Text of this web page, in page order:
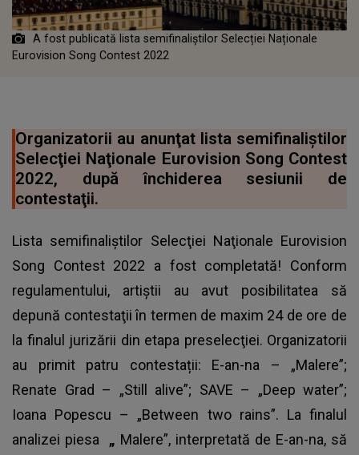
A fost publicată lista semifinaliștilor Selecției Naționale
Eurovision Song Contest 2022
Organizatorii au anunţat lista semifinaliştilor
Selecţiei Naţionale Eurovision Song Contest
2022, după închiderea sesiunii de
contestaţii.
Lista semifinaliştilor Selecţiei Naţionale Eurovision
Song Contest 2022 a fost completată! Conform
regulamentului, artiştii au avut posibilitatea să
depună contestaţii în termen de maxim 24 de ore de
la finalul jurizării din etapa preselecţiei. Organizatorii
au primit patru contestații: E-an-na – „Malere”;
Renate Grad – „Still alive”; SAVE – „Deep water”;
Ioana Popescu – „Between two rains”. La finalul
analizei piesa „ Malere”, interpretată de E-an-na, să